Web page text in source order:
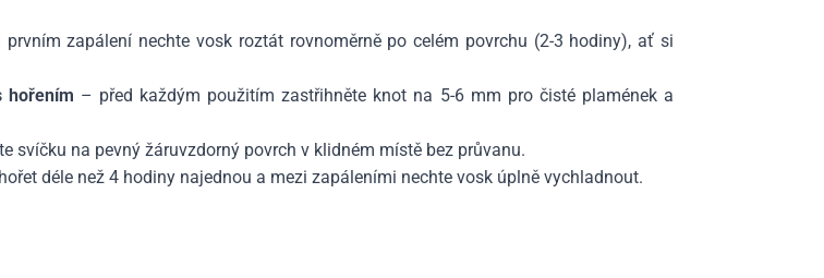
zapálení nechte vosk roztát rovnoměrně po celém povrchu (2-3 hodiny), ať si
hořením – před každým použitím zastřihněte knot na 5-6 mm pro čisté plamének a
svíčku na pevný žáruvzdorný povrch v klidném místě bez průvanu.
déle než 4 hodiny najednou a mezi zapáleními nechte vosk úplně vychladnout.